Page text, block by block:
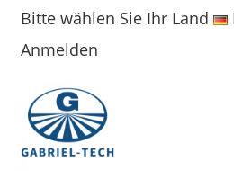
Bitte wählen Sie Ihr Land
Anmelden